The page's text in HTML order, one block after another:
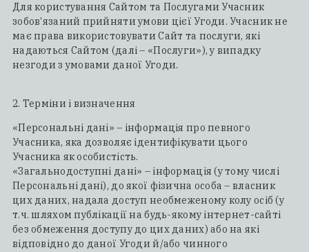
Для користування Сайтом та Послугами Учасник
зобов’язаний прийняти умови цієї Угоди. Учасник не
має права використовувати Сайт та послуги, які
надаються Сайтом (далі – «Послуги»), у випадку
незгоди з умовами даної Угоди.
2. Терміни і визначення
«Персональні дані» – інформація про певного
Учасника, яка дозволяє ідентифікувати цього
Учасника як особистість.
«Загальнодоступні дані» – інформація (у тому числі
Персональні дані), до якої фізична особа – власник
цих даних, надала доступ необмеженому колу осіб (у
т.ч. шляхом публікації на будь-якому інтернет-сайті
без обмеження доступу до цих даних) або на які
відповідно до даної Угоди й/або чинного